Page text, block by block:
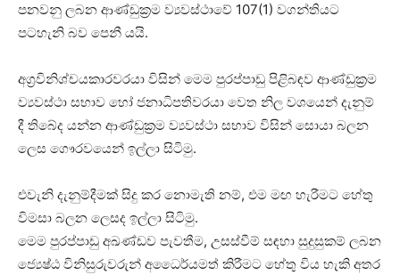
පනවනු ලබන ආණ්ඩුක්‍රම ව්‍යවස්ථාවේ 107(1) වගන්තියට
පටහැනි බව පෙනී යයි.
අග්‍රවිනිශ්චයකාරවරයා විසින් මෙම පුරප්පාඩු පිළිබඳව ආණ්ඩුක්‍රම
ව්‍යවස්ථා සභාව හෝ ජනාධිපතිවරයා වෙත නිල වශයෙන් දැනුම්
දී තිබේද යන්න ආණ්ඩුක්‍රම ව්‍යවස්ථා සභාව විසින් සොයා බලන
ලෙස ගෞරවයෙන් ඉල්ලා සිටිමු.
එවැනි දැනුම්දීමක් සිදු කර නොමැති නම්, එම මඟ හැරීමට හේතු
විමසා බලන ලෙසද ඉල්ලා සිටිමු.
මෙම පුරප්පාඩු අඛණ්ඩව පැවතීම, උසස්වීම් සඳහා සුදුසුකම් ලබන
ජ්‍යෙෂ්ඨ විනිසුරුවරුන් අධෛර්යමත් කිරීමට හේතු විය හැකි අතර